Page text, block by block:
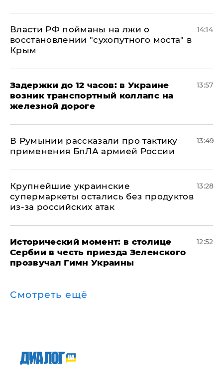
Власти РФ пойманы на лжи о
восстановлении "сухопутного моста" в
Крым
14:14
Задержки до 12 часов: в Украине
возник транспортный коллапс на
железной дороге
13:57
В Румынии рассказали про тактику
применения БпЛА армией России
13:49
Крупнейшие украинские
супермаркеты остались без продуктов
из-за российских атак
13:28
Исторический момент: в столице
Сербии в честь приезда Зеленского
прозвучал Гимн Украины
12:52
Смотреть ещё